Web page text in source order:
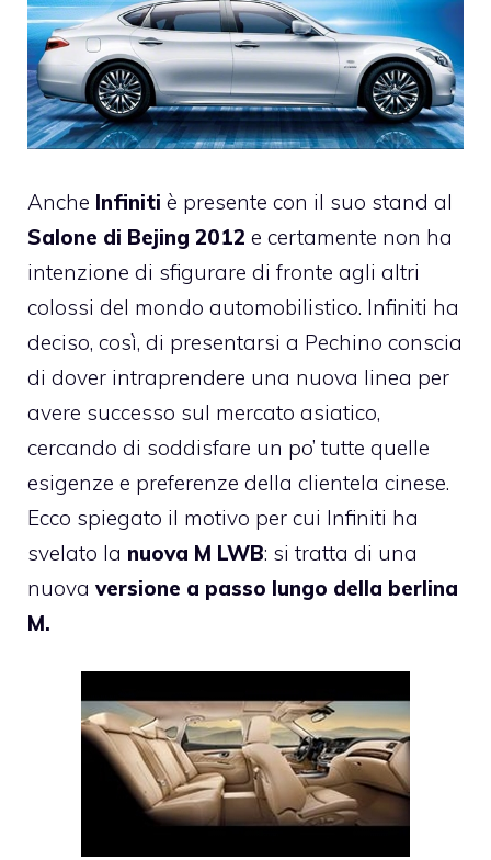
Anche Infiniti è presente con il suo stand al
Salone di Bejing 2012 e certamente non ha
intenzione di sfigurare di fronte agli altri
colossi del mondo automobilistico. Infiniti ha
deciso, così, di presentarsi a Pechino conscia
di dover intraprendere una nuova linea per
avere successo sul mercato asiatico,
cercando di soddisfare un po’ tutte quelle
esigenze e preferenze della clientela cinese.
Ecco spiegato il motivo per cui Infiniti ha
svelato la nuova M LWB: si tratta di una
nuova versione a passo lungo della berlina
M.